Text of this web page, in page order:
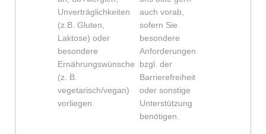
Unverträglichkeiten
(z.B. Gluten,
Laktose) oder
besondere
Ernährungswünsche
(z. B.
vegetarisch/vegan)
vorliegen.
auch vorab,
sofern Sie
besondere
Anforderungen
bzgl. der
Barrierefreiheit
oder sonstige
Unterstützung
benötigen.